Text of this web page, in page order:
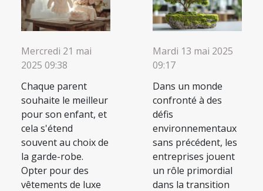
Mercredi 21 mai
2025 09:38
Chaque parent
souhaite le meilleur
pour son enfant, et
cela s'étend
souvent au choix de
la garde-robe.
Opter pour des
vêtements de luxe
Mardi 13 mai 2025
09:17
Dans un monde
confronté à des
défis
environnementaux
sans précédent, les
entreprises jouent
un rôle primordial
dans la transition